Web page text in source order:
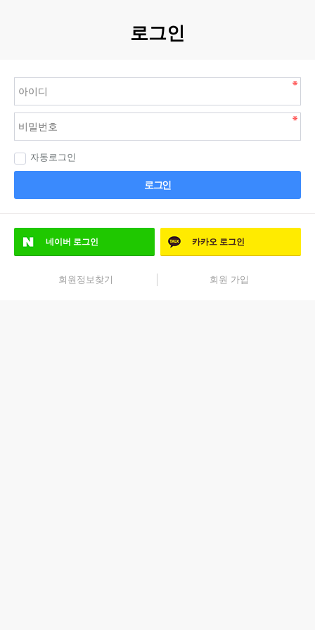
로그인
자동로그인
로그인
네이버 로그인 카카오 로그인
회원정보찾기 회원 가입